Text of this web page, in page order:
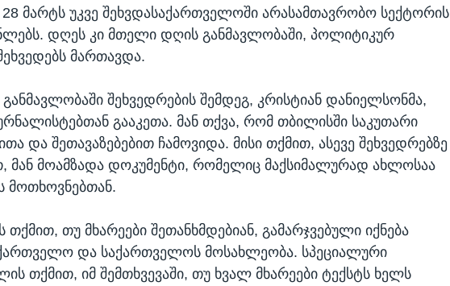
მარტს უკვე შეხვდასაქართველოში არასამთავრობო სექტორის
დღეს კი მთელი დღის განმავლობაში, პოლიტიკურ
მართავდა.
შეხვედრების შემდეგ, კრისტიან დანიელსონმა,
გააკეთა. მან თქვა, რომ თბილისში საკუთარი
და შეთავაზებებით ჩამოვიდა. მისი თქმით, ასევე შეხვედრებზე
მან მოამზადა დოკუმენტი, რომელიც მაქსიმალურად ახლოსაა
მოთხოვნებთან.
თუ მხარეები შეთანხმდებიან, გამარჯვებული იქნება
და საქართველოს მოსახლეობა. სპეციალური
თქმით, იმ შემთხვევაში, თუ ხვალ მხარეები ტექსტს ხელს